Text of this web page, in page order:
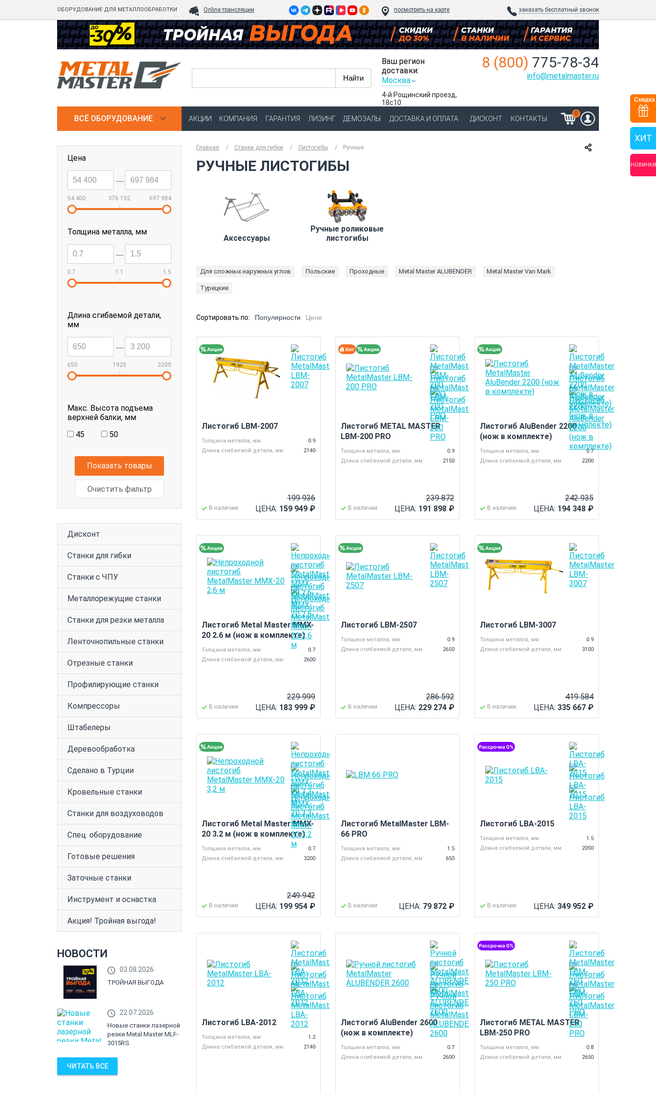
ОБОРУДОВАНИЕ ДЛЯ МЕТАЛЛООБРАБОТКИ Online трансляции посмотреть на карте заказать бесплатный звонок
Ваш регион
доставки:
Москва
4-й Рощинский проезд,
18с10
8 (800) 775-78-34
info@metalmaster.ru
ВСЁ ОБОРУДОВАНИЕ АКЦИИ КОМПАНИЯ ГАРАНТИЯ ЛИЗИНГ ДЕМОЗАЛЫ ДОСТАВКА И ОПЛАТА ДИСКОНТ КОНТАКТЫ
0
Цена
376 192
54 400 697 984
Толщина металла, мм
1.1
0.7 1.5
Длина сгибаемой детали,
мм
1925
650 3200
Макс. Высота подъема
верхней балки, мм
45
50
Показать товары
Очистить фильтр
Дисконт
Станки для гибки
Станки с ЧПУ
Металлорежущие станки
Станки для резки металла
Ленточнопильные станки
Отрезные станки
Профилирующие станки
Компрессоры
Штабелеры
Деревообработка
Сделано в Турции
Кровельные станки
Станки для воздуховодов
Спец. оборудование
Готовые решения
Заточные станки
Инструмент и оснастка
Акция! Тройная выгода!
НОВОСТИ
03.08.2026
ТРОЙНАЯ ВЫГОДА
22.07.2026
Новые станки лазерной
резки Metal Master MLF-
3015RS
ЧИТАТЬ ВСЕ
Главная Станки для гибки Листогибы Ручные
РУЧНЫЕ ЛИСТОГИБЫ
Аксессуары
Ручные роликовые
листогибы
Для сложных наружных углов Польские Проходные Metal Master ALUBENDER Metal Master Van Mark
Турецкие
Сортировать по: Популярности Цене
Листогиб LBM-2007
Толщина металла, мм:
0.9
Длина сгибаемой детали, мм:
2140
В наличии ЦЕНА: 159 949 ₽
199 936
Листогиб METAL MASTER
LBM-200 PRO
Толщина металла, мм:
0.9
Длина сгибаемой детали, мм:
2150
В наличии ЦЕНА: 191 898 ₽
239 872
Листогиб AluBender 2200
(нож в комплекте)
Толщина металла, мм:
0.7
Длина сгибаемой детали, мм:
2200
В наличии ЦЕНА: 194 348 ₽
242 935
Листогиб Metal Master MMX-
20 2.6 м (нож в комплекте)
Толщина металла, мм:
0.7
Длина сгибаемой детали, мм:
2600
В наличии ЦЕНА: 183 999 ₽
229 999
Листогиб LBM-2507
Толщина металла, мм:
0.9
Длина сгибаемой детали, мм:
2650
В наличии ЦЕНА: 229 274 ₽
286 592
Листогиб LBM-3007
Толщина металла, мм:
0.9
Длина сгибаемой детали, мм:
3100
В наличии ЦЕНА: 335 667 ₽
419 584
Листогиб Metal Master MMX-
20 3.2 м (нож в комплекте)
Толщина металла, мм:
0.7
Длина сгибаемой детали, мм:
3200
В наличии ЦЕНА: 199 954 ₽
249 942
Листогиб MetalMaster LBM-
66 PRO
Толщина металла, мм:
1.5
Длина сгибаемой детали, мм:
650
В наличии ЦЕНА: 79 872 ₽
Листогиб LBA-2015
Толщина металла, мм:
1.5
Длина сгибаемой детали, мм:
2050
В наличии ЦЕНА: 349 952 ₽
Листогиб LBA-2012
Толщина металла, мм:
1.2
Длина сгибаемой детали, мм:
2140
Листогиб AluBender 2600
(нож в комплекте)
Толщина металла, мм:
0.7
Длина сгибаемой детали, мм:
2600
Листогиб METAL MASTER
LBM-250 PRO
Толщина металла, мм:
0.8
Длина сгибаемой детали, мм:
2650
Скидка
ХИТ
НОВИНКИ